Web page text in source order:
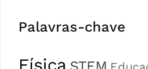
Palavras-chave
Física